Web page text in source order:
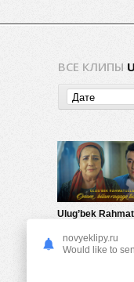
ВСЕ КЛИПЫ
novyeklipy.ru
Would like to